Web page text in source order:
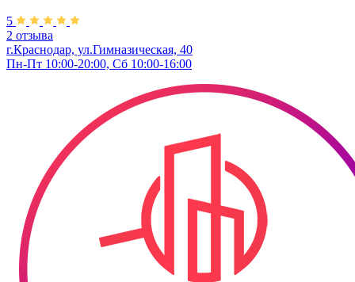
5
2 отзыва
г.Краснодар, ул.Гимназическая, 40
Пн-Пт 10:00-20:00, Сб 10:00-16:00